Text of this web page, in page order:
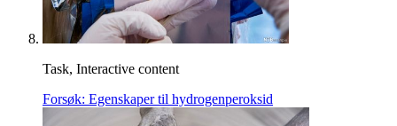
Task, Interactive content
Forsøk: Egenskaper til hydrogenperoksid